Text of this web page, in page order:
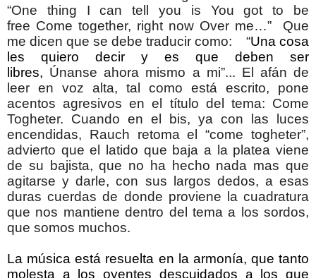
“One thing I can tell you is You got to be
free Come together, right now Over me…” Que
me dicen que se debe traducir como: “Una cosa
les quiero decir y es que deben ser
libres, Únanse ahora mismo a mi”... El afán de
leer en voz alta, tal como está escrito, pone
acentos agresivos en el título del tema: Come
Togheter. Cuando en el bis, ya con las luces
encendidas, Rauch retoma el “come togheter”,
advierto que el latido que baja a la platea viene
de su bajista, que no ha hecho nada mas que
agitarse y darle, con sus largos dedos, a esas
duras cuerdas de donde proviene la cuadratura
que nos mantiene dentro del tema a los sordos,
que somos muchos.
La música está resuelta en la armonía, que tanto
molesta a los oyentes descuidados a los que